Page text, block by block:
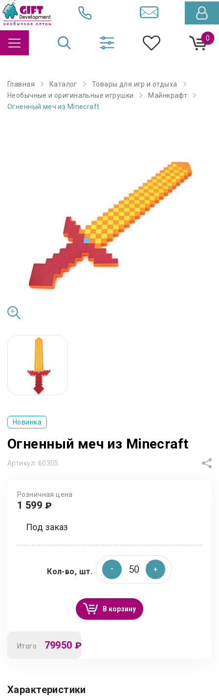
0
Главная Каталог
Товары для игр и отдыха
Необычные и оригинальные игрушки
Майнкрафт
Огненный меч из Minecraft
Новинка
Огненный меч из Minecraft
Артикул: 60305
Розничная цена
1 599 ₽
Под заказ
Кол-во, шт.
В корзину
Итого 79950 ₽
Характеристики